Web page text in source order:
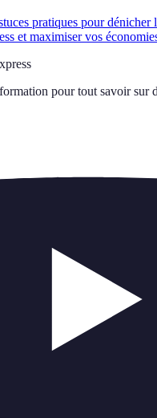
pratiques pour dénicher
et maximiser vos
pour tout savoir sur